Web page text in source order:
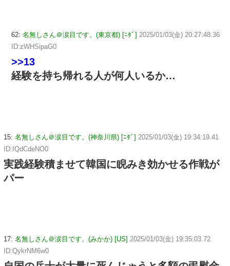
62: 名無しさん＠涙目です。(東京都) [ﾆﾀﾞ] 2025/01/03(金) 20:27:48.36
ID:zWHSipaG0
>>13
経験を持ち帰れる人が何人いるか…
15: 名無しさん＠涙目です。(神奈川県) [ﾆﾀﾞ] 2025/01/03(金) 19:34:19.41
ID:IQdCdeNO0
実践経験積ませて韓国に睨みき効かせる作戦が
パー
17: 名無しさん＠涙目です。(みかか) [US] 2025/01/03(金) 19:35:03.72
ID:QykrNM6w0